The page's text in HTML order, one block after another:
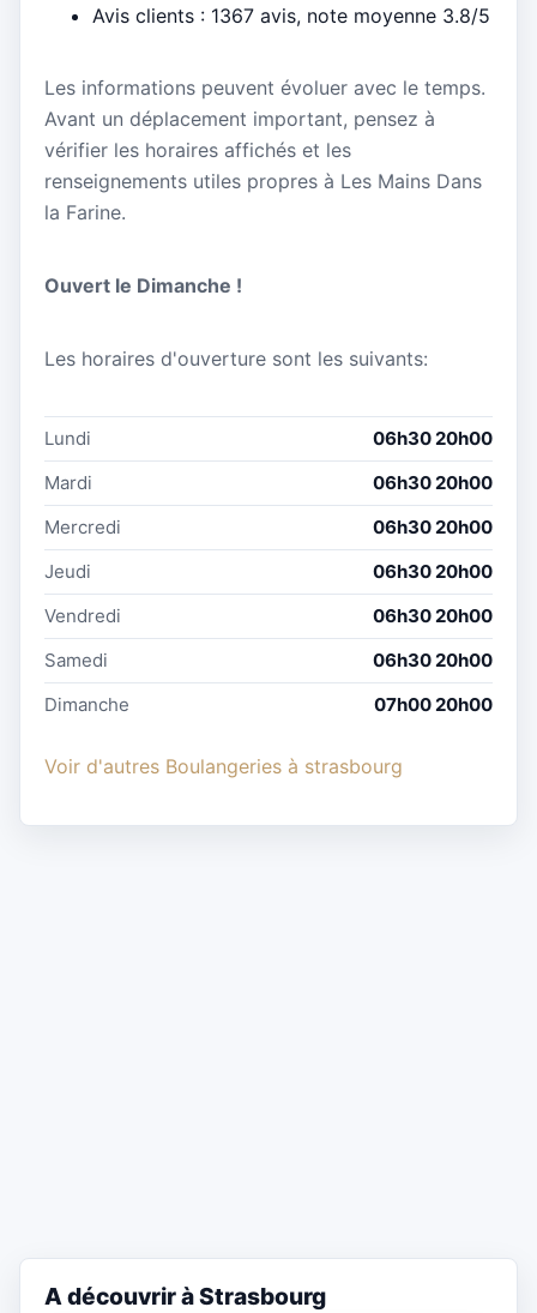
Avis clients : 1367 avis, note moyenne 3.8/5
Les informations peuvent évoluer avec le temps.
Avant un déplacement important, pensez à
vérifier les horaires affichés et les
renseignements utiles propres à Les Mains Dans
la Farine.
Ouvert le Dimanche !
Les horaires d'ouverture sont les suivants:
Lundi
06h30 20h00
Mardi
06h30 20h00
Mercredi
06h30 20h00
Jeudi
06h30 20h00
Vendredi
06h30 20h00
Samedi
06h30 20h00
Dimanche
07h00 20h00
Voir d'autres Boulangeries à strasbourg
A découvrir à Strasbourg